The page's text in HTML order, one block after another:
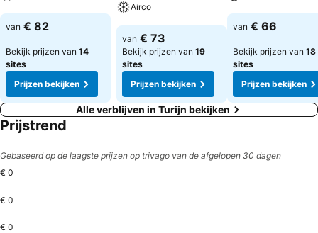
Prijzen bekijken
van € 82
Bekijk prijzen van 14
sites
Prijzen bekijken
Airco
Prijzen bekijken
van € 73
Bekijk prijzen van 19
sites
Prijzen bekijken
Prijzen bekijken
van € 66
Bekijk prijzen van 18
sites
Prijzen bekijken
Alle verblijven in Turijn bekijken
Prijstrend
Gebaseerd op de laagste prijzen op trivago van de afgelopen 30 dagen
€ 0
€ 0
€ 0